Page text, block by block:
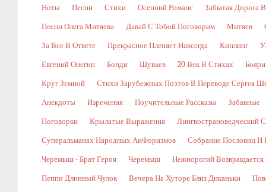
Ноты Песни Стихи Осенний Романс Забытая Дорога
Песни Олега Митяева Давай С Тобой Поговорим Митяев
За Все В Ответе Прекрасное Пленяет Навсегда Киплинг
Евгений Онегин Бонди Шуваев 20 Век В Стихах
Круг Земной Стихи Зарубежных Поэтов В Переводе Сергея
Анекдоты Изречения Поучительные Рассказы Забавные
Поговорки Крылатые Выражения Лингвострановедческий
Суперальманах Народных АиФоризмов Собрание Пословиц И
Черемыш - Брат Героя Черемыш Нежнорогий
Пеппи Длинный Чулок Вечера На Хуторе Близ Диканьки